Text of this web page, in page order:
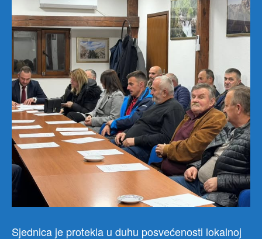
Sjednica je protekla u duhu posvećenosti lokalnoj